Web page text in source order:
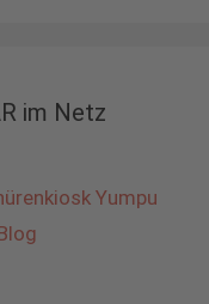
im Netz
Yumpu